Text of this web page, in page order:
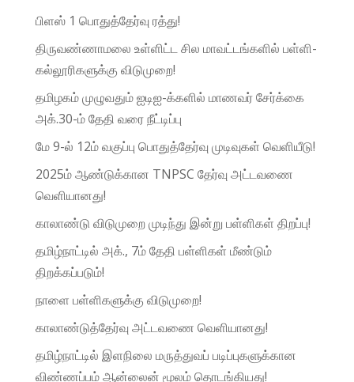
பிளஸ் 1 பொதுத்தேர்வு ரத்து!
திருவண்ணாமலை உள்ளிட்ட சில மாவட்டங்களில் பள்ளி-
கல்லூரிகளுக்கு விடுமுறை!
தமிழகம் முழுவதும் ஐடிஐ-க்களில் மாணவர் சேர்க்கை
அக்.30-ம் தேதி வரை நீட்டிப்பு
மே 9-ல் 12ம் வகுப்பு பொதுத்தேர்வு முடிவுகள் வெளியீடு!
2025ம் ஆண்டுக்கான TNPSC தேர்வு அட்டவணை
வெளியானது!
காலாண்டு விடுமுறை முடிந்து இன்று பள்ளிகள் திறப்பு!
தமிழ்நாட்டில் அக்., 7ம் தேதி பள்ளிகள் மீண்டும்
திறக்கப்படும்!
நாளை பள்ளிகளுக்கு விடுமுறை!
காலாண்டுத்தேர்வு அட்டவணை வெளியானது!
தமிழ்நாட்டில் இளநிலை மருத்துவப் படிப்புகளுக்கான
விண்ணப்பம் ஆன்லைன் மூலம் தொடங்கியது!